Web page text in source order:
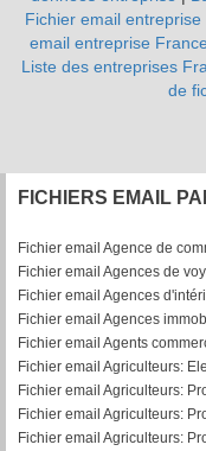
Fichier email entreprise
email entreprise France
Liste des entreprises
de
FICHIERS EMAIL
Fichier email Agence de
Fichier email Agences de
Fichier email Agences
Fichier email Agences
Fichier email Agents
Fichier email Agriculteurs:
Fichier email Agriculteurs:
Fichier email Agriculteurs:
Fichier email Agriculteurs: